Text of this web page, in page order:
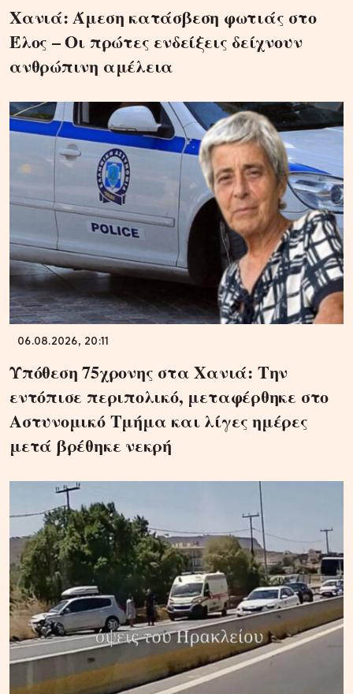
Χανιά: Άμεση κατάσβεση φωτιάς στο
Έλος – Οι πρώτες ενδείξεις δείχνουν
ανθρώπινη αμέλεια
06.08.2026, 20:11
Υπόθεση 75χρονης στα Χανιά: Την
εντόπισε περιπολικό, μεταφέρθηκε στο
Αστυνομικό Τμήμα και λίγες ημέρες
μετά βρέθηκε νεκρή